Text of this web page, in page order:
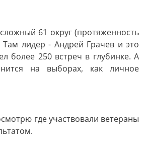
61 округ (протяженность
лидер - Андрей Грачев и это
более 250 встреч в глубинке. А
на выборах, как личное
где участвовали ветераны